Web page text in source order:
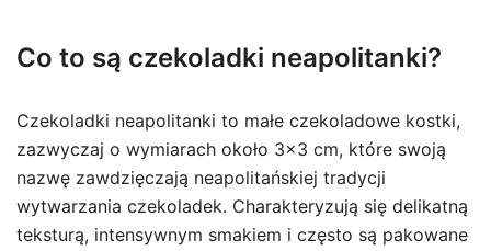
Co to są czekoladki neapolitanki?
Czekoladki neapolitanki to małe czekoladowe kostki,
zazwyczaj o wymiarach około 3×3 cm, które swoją
nazwę zawdzięczają neapolitańskiej tradycji
wytwarzania czekoladek. Charakteryzują się delikatną
teksturą, intensywnym smakiem i często są pakowane